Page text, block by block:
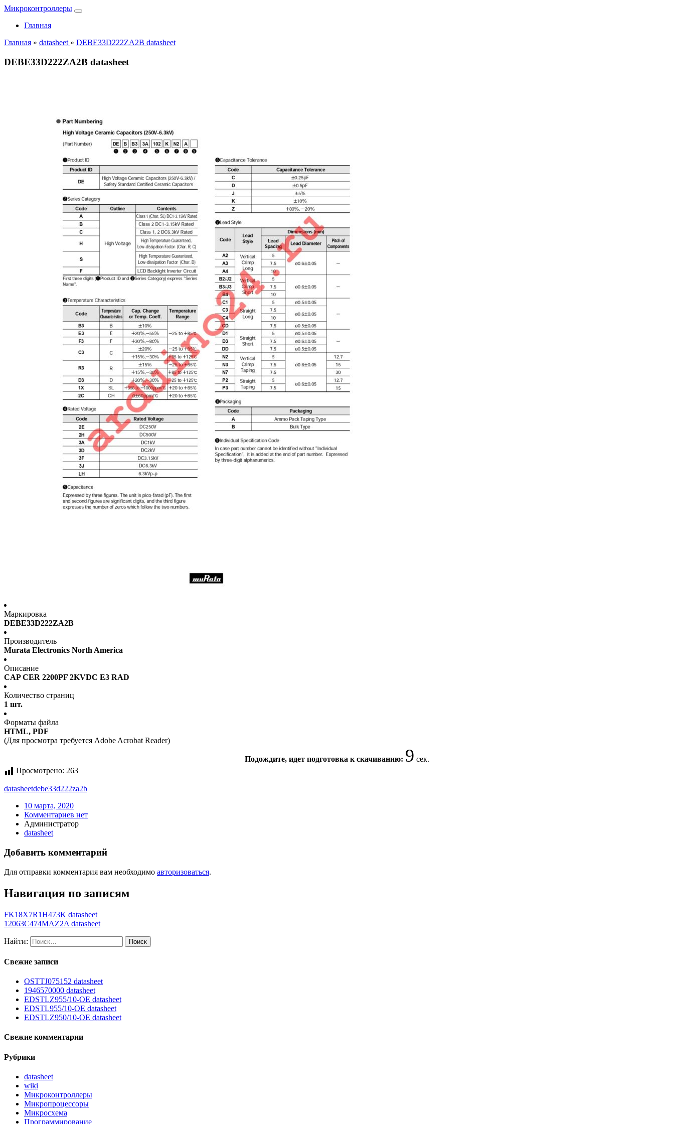
Микроконтроллеры
Главная
Главная » datasheet » DEBE33D222ZA2B datasheet
DEBE33D222ZA2B datasheet
Маркировка
DEBE33D222ZA2B
Производитель
Murata Electronics North America
Описание
CAP CER 2200PF 2KVDC E3 RAD
Количество страниц
1 шт.
Форматы файла
HTML, PDF
(Для просмотра требуется Adobe Acrobat Reader)
Подождите, идет подготовка к скачиванию: 9 сек.
Просмотрено: 263
datasheetdebe33d222za2b
10 марта, 2020
Комментариев нет
Администратор
datasheet
Добавить комментарий
Для отправки комментария вам необходимо авторизоваться.
Навигация по записям
FK18X7R1H473K datasheet
12063C474MAZ2A datasheet
Найти:
Свежие записи
OSTTJ075152 datasheet
1946570000 datasheet
EDSTLZ955/10-OE datasheet
EDSTL955/10-OE datasheet
EDSTLZ950/10-OE datasheet
Свежие комментарии
Рубрики
datasheet
wiki
Микроконтроллеры
Микропроцессоры
Микросхема
Программирование